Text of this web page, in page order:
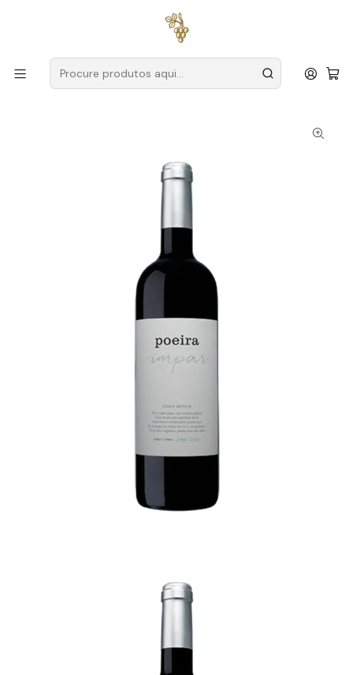
para encomendas a partir de
Produtores Douro
Poeira
Poeira Vinha Ímpar 2019 Douro Tinto 75cl